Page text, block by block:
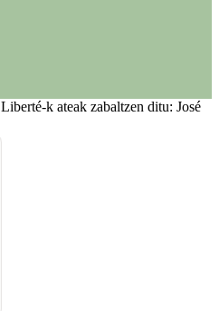
Liberté-k ateak zabaltzen ditu: José